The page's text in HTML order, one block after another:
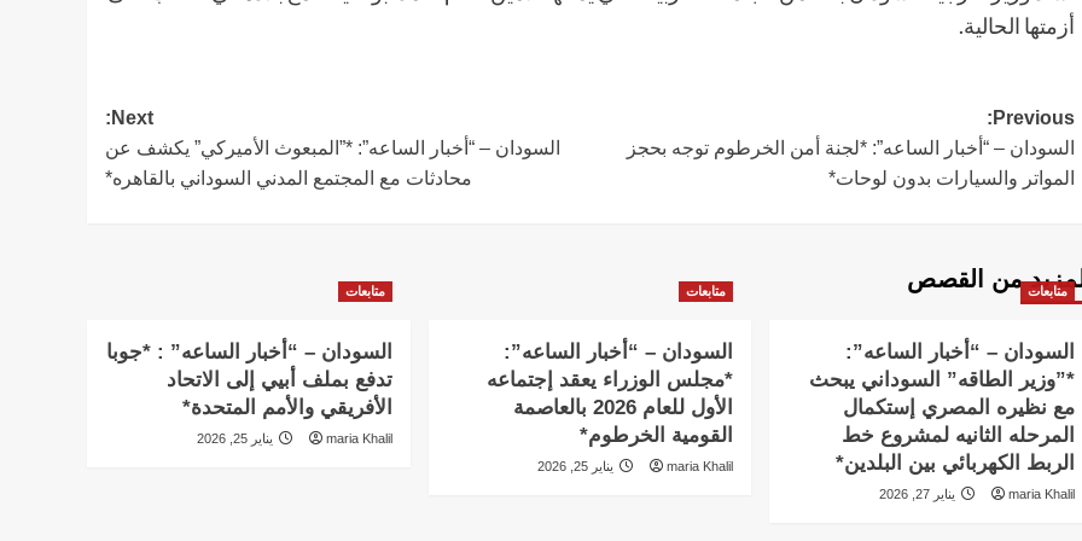
أزمتها الحالية.
Post
navigation
Previous:
السودان – “أخبار الساعه”: *لجنة أمن الخرطوم توجه بحجز
المواتر والسيارات بدون لوحات*
Next:
السودان – “أخبار الساعه”: *”المبعوث الأميركي” يكشف عن
محادثات مع المجتمع المدني السوداني بالقاهره*
من القصص متابعات
السودان – “أخبار الساعه”:
*”وزير الطاقه” السوداني يبحث
مع نظيره المصري إستكمال
المرحله الثانيه لمشروع خط
الربط الكهربائي بين البلدين*
maria Khalil يناير 27, 2026
متابعات
السودان – “أخبار الساعه”:
*مجلس الوزراء يعقد إجتماعه
الأول للعام 2026 بالعاصمة
القومية الخرطوم*
maria Khalil يناير 25, 2026
متابعات
السودان – “أخبار الساعه” : *جوبا
تدفع بملف أبيي إلى الاتحاد
الأفريقي والأمم المتحدة*
maria Khalil يناير 25, 2026